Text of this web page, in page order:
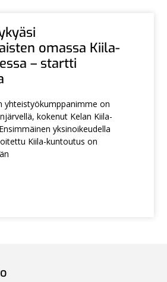
omassa Kiila-
– startti
yhteistyökumppanimme on
kokenut Kelan Kiila-
yksinoikeudella
Kiila-kuntoutus on